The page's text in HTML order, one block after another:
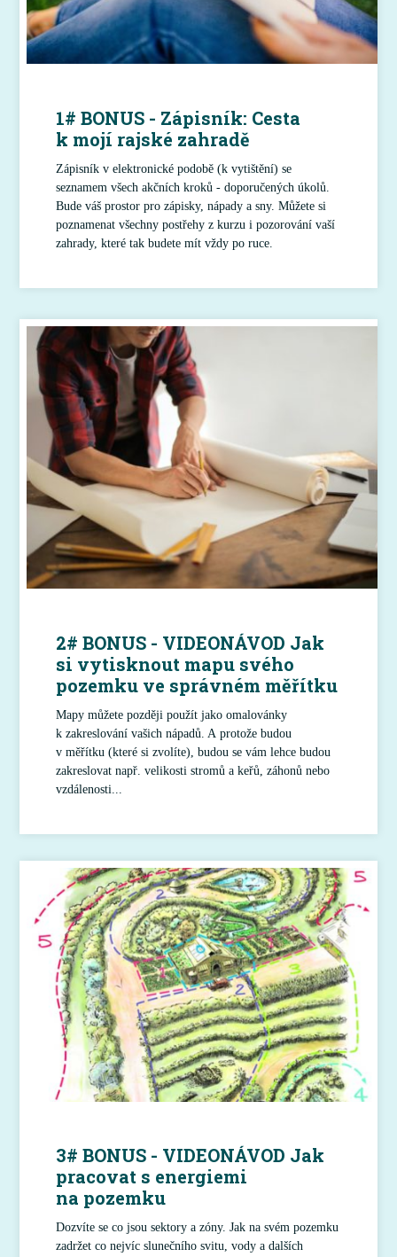
1# BONUS - Zápisník: Cesta
k mojí rajské zahradě
Zápisník v elektronické podobě (k vytištění) se
seznamem všech akčních kroků - doporučených úkolů.
Bude váš prostor pro zápisky, nápady a sny. Můžete si
poznamenat všechny postřehy z kurzu i pozorování vaší
zahrady, které tak budete mít vždy po ruce.
2# BONUS - VIDEONÁVOD Jak
si vytisknout mapu svého
pozemku ve správném měřítku
Mapy můžete později použít jako omalovánky
k zakreslování vašich nápadů. A protože budou
v měřítku (které si zvolíte), budou se vám lehce budou
zakreslovat např. velikosti stromů a keřů, záhonů nebo
vzdálenosti...
3# BONUS - VIDEONÁVOD Jak
pracovat s energiemi
na pozemku
Dozvíte se co jsou sektory a zóny. Jak na svém pozemku
zadržet co nejvíc slunečního svitu, vody a dalších